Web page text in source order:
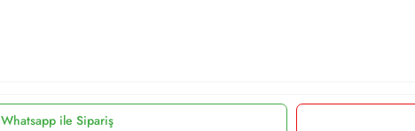
Whatsapp ile Sipariş